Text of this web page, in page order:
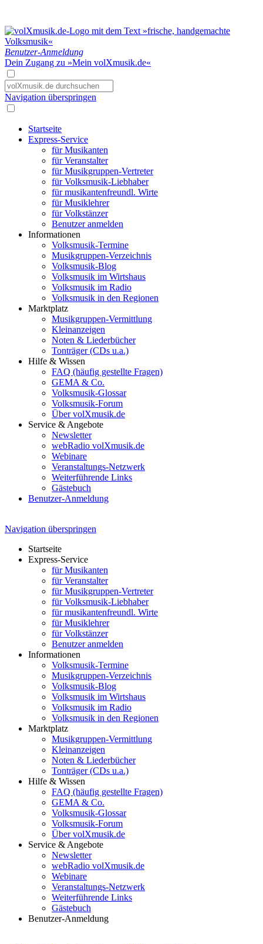
Benutzer-Anmeldung
Dein Zugang zu »Mein volXmusik.de«
Navigation überspringen
Startseite
Express-Service
für Musikanten
für Veranstalter
für Musikgruppen-Vertreter
für Volksmusik-Liebhaber
für musikantenfreundl. Wirte
für Musiklehrer
für Volkstänzer
Benutzer anmelden
Informationen
Volksmusik-Termine
Musikgruppen-Verzeichnis
Volksmusik-Blog
Volksmusik im Wirtshaus
Volksmusik im Radio
Volksmusik in den Regionen
Marktplatz
Musikgruppen-Vermittlung
Kleinanzeigen
Noten & Liederbücher
Tonträger (CDs u.a.)
Hilfe & Wissen
FAQ (häufig gestellte Fragen)
GEMA & Co.
Volksmusik-Glossar
Volksmusik-Forum
Über volXmusik.de
Service & Angebote
Newsletter
webRadio volXmusik.de
Webinare
Veranstaltungs-Netzwerk
Weiterführende Links
Gästebuch
Benutzer-Anmeldung
Navigation überspringen
Startseite
Express-Service
für Musikanten
für Veranstalter
für Musikgruppen-Vertreter
für Volksmusik-Liebhaber
für musikantenfreundl. Wirte
für Musiklehrer
für Volkstänzer
Benutzer anmelden
Informationen
Volksmusik-Termine
Musikgruppen-Verzeichnis
Volksmusik-Blog
Volksmusik im Wirtshaus
Volksmusik im Radio
Volksmusik in den Regionen
Marktplatz
Musikgruppen-Vermittlung
Kleinanzeigen
Noten & Liederbücher
Tonträger (CDs u.a.)
Hilfe & Wissen
FAQ (häufig gestellte Fragen)
GEMA & Co.
Volksmusik-Glossar
Volksmusik-Forum
Über volXmusik.de
Service & Angebote
Newsletter
webRadio volXmusik.de
Webinare
Veranstaltungs-Netzwerk
Weiterführende Links
Gästebuch
Benutzer-Anmeldung